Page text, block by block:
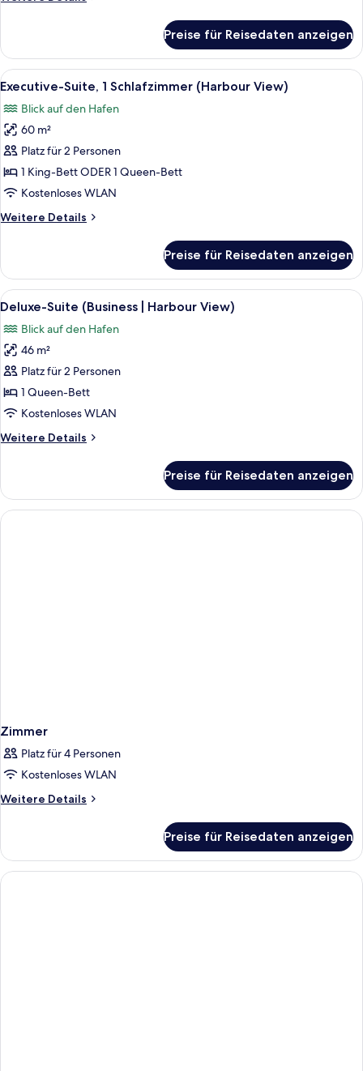
Suite,
Bergblick
(Business)
Preise für Reisedaten anzeigen
Alle
Fotos
für
Executive-
Suite,
1
Schlafzimmer
View)
Ein Hotelzimmer mit einem großen
8
Executive-Suite, 1 Schlafzimmer (Harbour View)
Blick auf den Hafen
60 m²
Platz für 2 Personen
1 King-Bett ODER 1 Queen-Bett
Kostenloses WLAN
Weitere Details
Weitere
Suite,
Schlafzimmer
View)
Preise für Reisedaten anzeigen
Alle
Fotos
für
Deluxe-
Suite
(Business
View)
Ein Hotelzimmer mit einem großen
6
Deluxe-Suite (Business | Harbour View)
Blick auf den Hafen
46 m²
Platz für 2 Personen
1 Queen-Bett
Kostenloses WLAN
Weitere Details
Weitere
Suite
(Business
|
Preise für Reisedaten anzeigen
Zimmer
Platz für 4 Personen
Kostenloses WLAN
Weitere Details
Weitere
Preise für Reisedaten anzeigen